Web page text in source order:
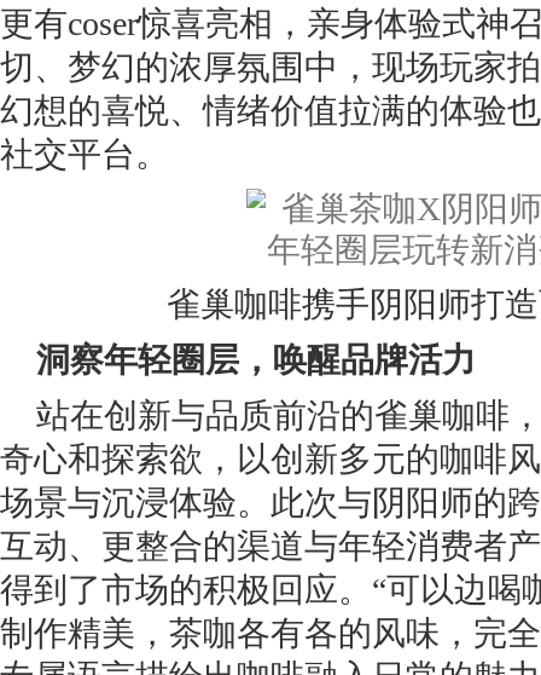
更有coser惊喜亮相，亲身体验式神
切、梦幻的浓厚氛围中，现场玩家
幻想的喜悦、情绪价值拉满的体验
社交平台。
雀巢咖啡携手阴阳师打
洞察年轻圈层，唤醒品牌活力
站在创新与品质前沿的雀巢咖啡
奇心和探索欲，以创新多元的咖啡
场景与沉浸体验。此次与阴阳师的
互动、更整合的渠道与年轻消费者
得到了市场的积极回应。“可以边喝
制作精美，茶咖各有各的风味，完